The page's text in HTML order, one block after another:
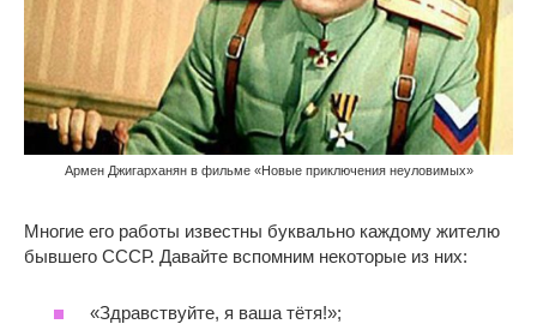
Армен Джигарханян в фильме «Новые приключения неуловимых»
Многие его работы известны буквально каждому жителю
бывшего СССР. Давайте вспомним некоторые из них:
«Здравствуйте, я ваша тётя!»;